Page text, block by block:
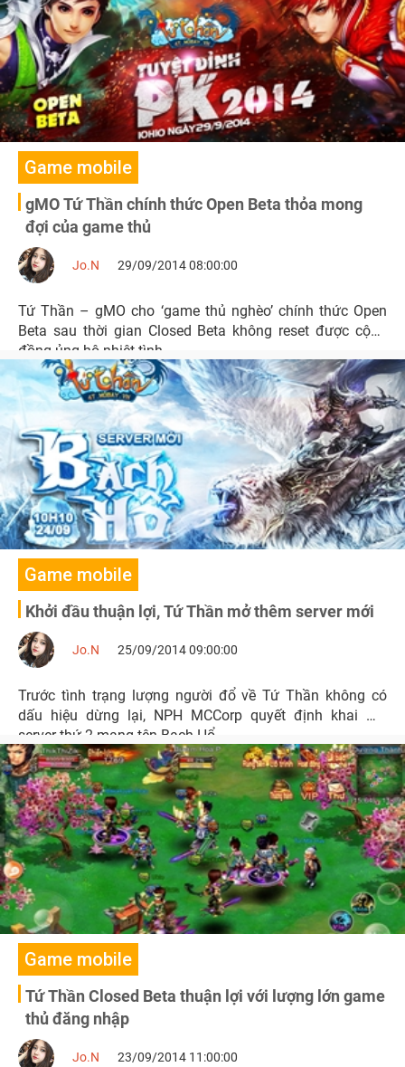
Game mobile
gMO Tứ Thần chính thức Open Beta thỏa mong
đợi của game thủ
Jo.N 29/09/2014 08:00:00
Tứ Thần – gMO cho ‘game thủ nghèo’ chính thức Open
Beta sau thời gian Closed Beta không reset được cộng
đồng ủng hộ nhiệt tình.
Game mobile
Khởi đầu thuận lợi, Tứ Thần mở thêm server mới
Jo.N 25/09/2014 09:00:00
Trước tình trạng lượng người đổ về Tứ Thần không có
dấu hiệu dừng lại, NPH MCCorp quyết định khai mở
server thứ 2 mang tên Bạch Hổ.
Game mobile
Tứ Thần Closed Beta thuận lợi với lượng lớn game
thủ đăng nhập
Jo.N 23/09/2014 11:00:00